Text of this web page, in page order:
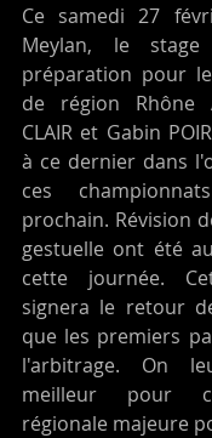
Ce samedi 27
Meylan, le
préparation pour
de région Rhône
CLAIR et Gabin
à ce dernier dans
ces
prochain. Révision
gestuelle ont été
cette journée.
signera le retour
que les premiers
l'arbitrage. On
meilleur pour
régionale majeure